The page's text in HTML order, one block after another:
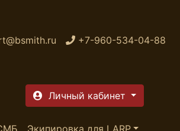
+7-960-534-04-88
Личный кабинет
Экипировка для LARP